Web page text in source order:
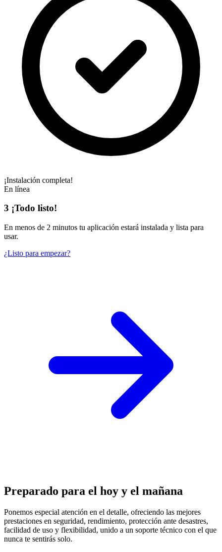
¡Instalación completa!
En línea
3 ¡Todo listo!
En menos de 2 minutos tu aplicación estará instalada y lista para
usar.
¿Listo para empezar?
Preparado para el hoy y el mañana
Ponemos especial atención en el detalle, ofreciendo las mejores
prestaciones en seguridad, rendimiento, protección ante desastres,
facilidad de uso y flexibilidad, unido a un soporte técnico con el que
nunca te sentirás solo.